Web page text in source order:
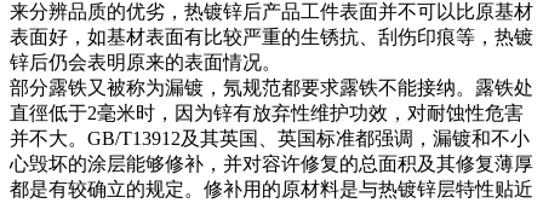
来分辨品质的优劣，热镀锌后产品工件表面并不可以比原基材
表面好，如基材表面有比较严重的生锈抗、刮伤印痕等，热镀
锌后仍会表明原来的表面情况。
部分露铁又被称为漏镀，氖规范都要求露铁不能接纳。露铁处
直徑低于2毫米时，因为锌有放弃性维护功效，对耐蚀性危害
并不大。GB/T13912及其英国、英国标准都强调，漏镀和不小
心毁坏的涂层能够修补，并对容许修复的总面积及其修复薄厚
都是有较确立的规定。修补用的原材料是与热镀锌层特性贴近